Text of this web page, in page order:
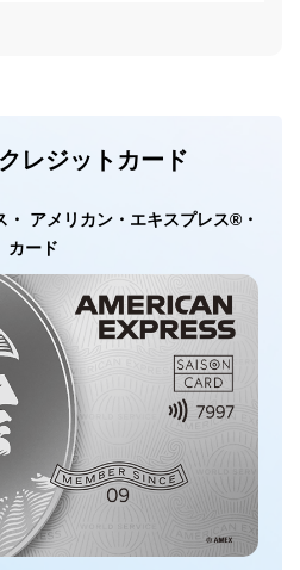
レジットカード
アメリカン・エキスプレス®・
カード